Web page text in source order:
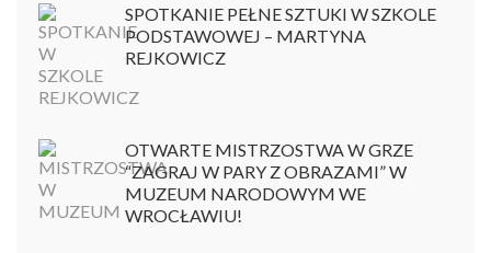
SPOTKANIE PEŁNE SZTUKI W SZKOLE
PODSTAWOWEJ – MARTYNA
REJKOWICZ
OTWARTE MISTRZOSTWA W GRZE
“ZAGRAJ W PARY Z OBRAZAMI” W
MUZEUM NARODOWYM WE
WROCŁAWIU!